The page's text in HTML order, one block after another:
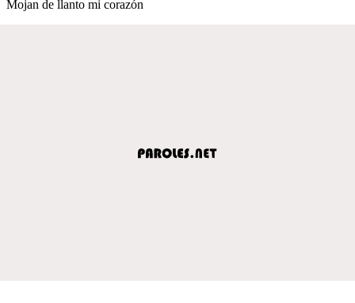
Mojan de llanto mi corazón